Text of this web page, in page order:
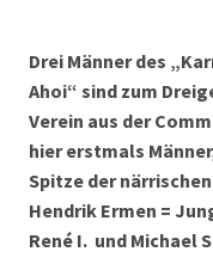
Drei Männer des
Ahoi“ sind zum
Verein aus der
hier erstmals
Spitze der
Hendrik Ermen =
René I. und Michael